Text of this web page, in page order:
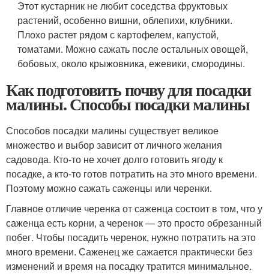
Этот кустарник не любит соседства фруктовых
растений, особенно вишни, облепихи, клубники.
Плохо растет рядом с картофелем, капустой,
томатами. Можно сажать после остальных овощей,
бобовых, около крыжовника, ежевики, смородины.
Как подготовить почву для посадки
малины. Способы посадки малины
Способов посадки малины существует великое
множество и выбор зависит от личного желания
садовода. Кто-то не хочет долго готовить ягоду к
посадке, а кто-то готов потратить на это много времени.
Поэтому можно сажать саженцы или черенки.
Главное отличие черенка от саженца состоит в том, что у
саженца есть корни, а черенок — это просто обрезанный
побег. Чтобы посадить черенок, нужно потратить на это
много времени. Саженец же сажается практически без
изменений и время на посадку тратится минимальное.